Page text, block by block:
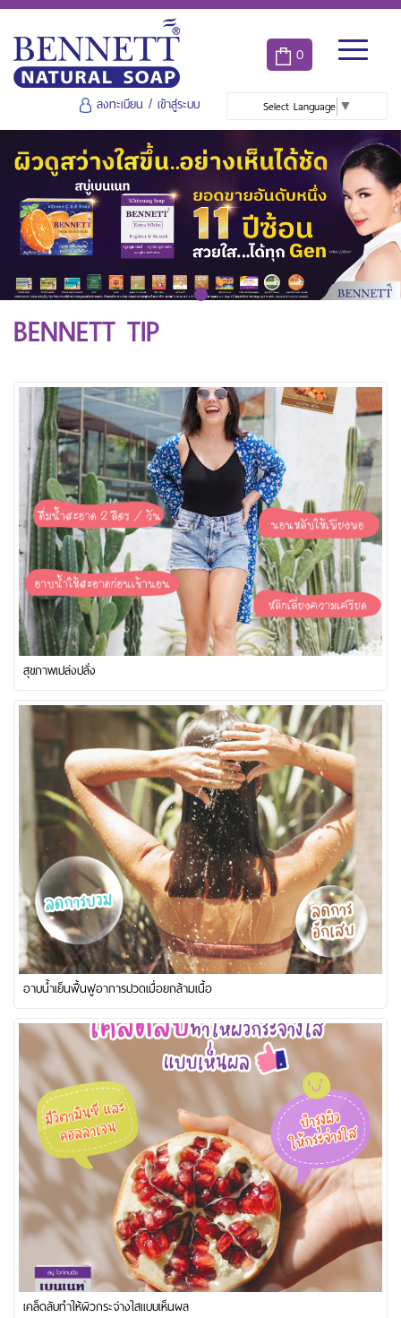
0
ลงทะเบียน / เข้าสู่ระบบ Select Language ▼
BENNETT TIP
สุขภาพเปล่งปลั่ง
อาบน้ำเย็นฟื้นฟูอาการปวดเมื่อยกล้ามเนื้อ
เคล็ดลับทำให้ผิวกระจ่างใสแบบเห็นผล